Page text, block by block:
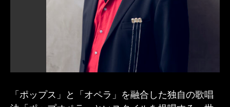
「ポップス」と「オペラ」を融合した独自の歌唱